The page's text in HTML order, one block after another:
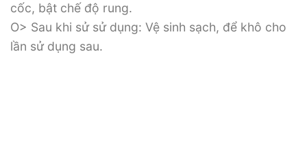
cốc, bật chế độ rung.
O> Sau khi sử sử dụng: Vệ sinh sạch, để khô cho
lần sử dụng sau.